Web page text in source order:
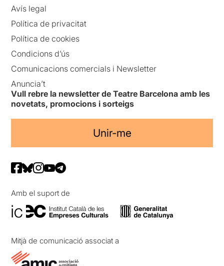
Avís legal
Política de privacitat
Política de cookies
Condicions d’ús
Comunicacions comercials i Newsletter
Anuncia’t
Vull rebre la newsletter de Teatre Barcelona amb les
novetats, promocions i sorteigs
Unir-me
Amb el suport de
Mitjà de comunicació associat a